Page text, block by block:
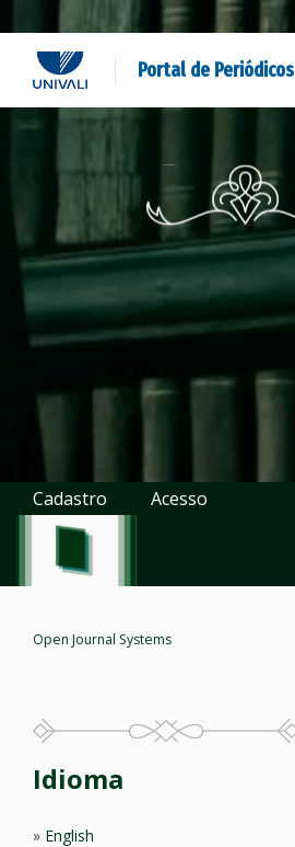
Portal de Periódicos
Cadastro Acesso
Open Journal Systems
Idioma
English